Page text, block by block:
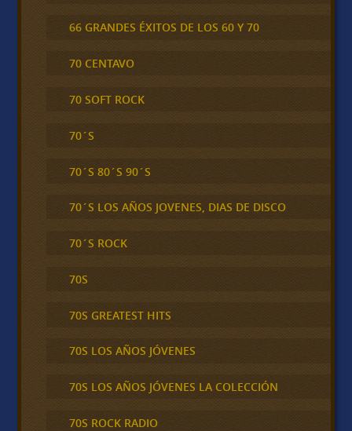
66 GRANDES ÉXITOS DE LOS 60 Y 70
70 CENTAVO
70 SOFT ROCK
70´S
70´S 80´S 90´S
70´S LOS AÑOS JOVENES, DIAS DE DISCO
70´S ROCK
70S
70S GREATEST HITS
70S LOS AÑOS JÓVENES
70S LOS AÑOS JÓVENES LA COLECCIÓN
70S ROCK RADIO